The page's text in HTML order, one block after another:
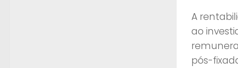
A
ao
pós-